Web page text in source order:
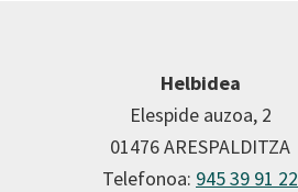
Helbidea
Elespide auzoa, 2
01476 ARESPALDITZA
Telefonoa: 945 39 91 22